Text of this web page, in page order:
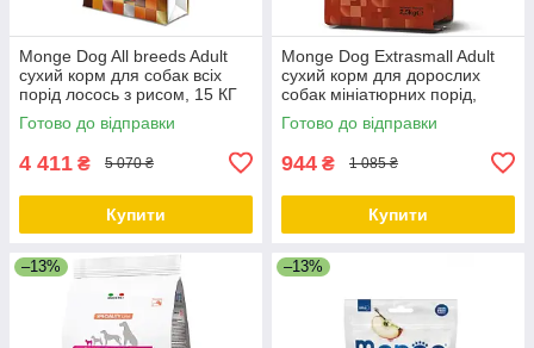
Monge Dog All breeds Adult
сухий корм для собак всіх
порід лосось з рисом, 15 КГ
Готово до відправки
4 411 ₴ 5 070 ₴
Купити
Monge Dog Extrasmall Adult
сухий корм для дорослих
собак мініатюрних порід,
ягня/картопля, 2.5 КГ
Готово до відправки
944 ₴ 1 085 ₴
Купити
–13% –13%